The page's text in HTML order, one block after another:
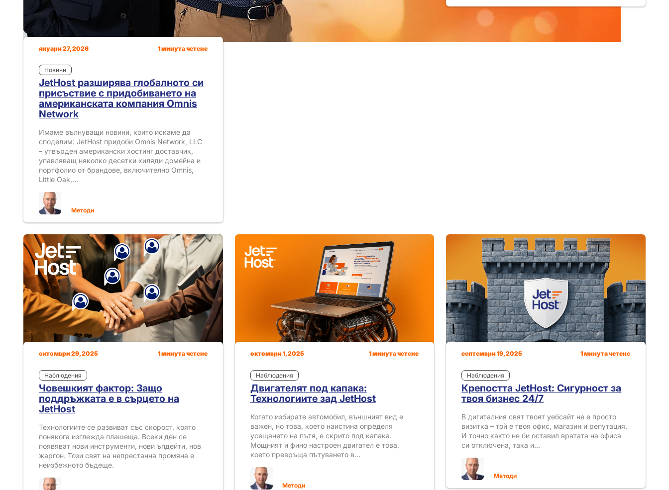
януари 27, 2026 1 минута четене
Новини
JetHost разширява глобалното си
присъствие с придобиването на
американската компания Omnis
Network
Имаме вълнуващи новини, които искаме да
споделим: JetHost придоби Omnis Network, LLC
– утвърден американски хостинг доставчик,
упавляващ няколко десетки хиляди домейна и
портфолио от брандове, включително Omnis,
Little Oak,…
Методи
октомври 29, 2025 1 минута четене
Наблюдения
Човешкият фактор: Защо
поддръжката е в сърцето на
JetHost
Технологиите се развиват със скорост, която
понякога изглежда плашеща. Всеки ден се
появяват нови инструменти, нови ъпдейти, нов
жаргон. Този свят на непрестанна промяна е
неизбежното бъдеще.
октомври 1, 2025 1 минута четене
Наблюдения
Двигателят под капака:
Технологиите зад JetHost
Когато избирате автомобил, външният вид е
важен, но това, което наистина определя
усещането на пътя, е скрито под капака.
Мощният и фино настроен двигател е това,
което превръща пътуването в…
Методи
септември 19, 2025 1 минута четене
Наблюдения
Крепостта JetHost: Сигурност за
твоя бизнес 24/7
В дигиталния свят твоят уебсайт не е просто
визитка – той е твоя офис, магазин и репутация.
И точно както не би оставил вратата на офиса
си отключена, така и…
Методи